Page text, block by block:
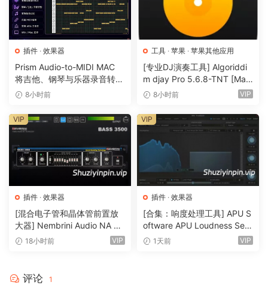
插件 · 效果器
Prism Audio-to-MIDI MAC
将吉他、钢琴与乐器录音转换
为可编辑 MIDI
8小时前
工具 · 苹果 · 苹果其他应用
[专业DJ演奏工具] Algoriddi
m djay Pro 5.6.8-TNT [Mac
OSX]（290MB）
8小时前 VIP
插件 · 效果器
[混合电子管和晶体管前置放
大器] Nembrini Audio NA Ba
ss 3500 v1.0.0 Incl Keygen-
18小时前 VIP
VIP
插件 · 效果器
[合集：响度处理工具] APU S
oftware APU Loudness Seri
es v5.7.0 Incl Keygen-R2R
1天前 VIP
VIP
评论 1